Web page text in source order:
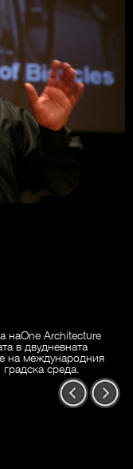
наOne Architecture
в двудневната
на международния
среда.